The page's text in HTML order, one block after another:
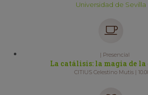
Universidad de Sevilla
| Presencial
La catálisis: la magia de
CITIUS Celestino Mutis |